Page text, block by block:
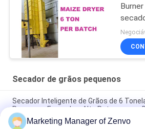
Secador de grãos pequenos
Secador Inteligente de Grãos de 6
Pequenas Fazendas, Alto Retorno com
Marketing Manager of Zenvo